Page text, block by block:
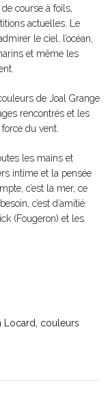
course à foils,
actuelles. Le
le ciel, l’océan,
et même les
de Joal Grange
rencontrés et les
du vent.
les mains et
intime et la pensée
c’est la mer, ce
c’est d’amitié.
(Fougeron) et les
Locard, couleurs